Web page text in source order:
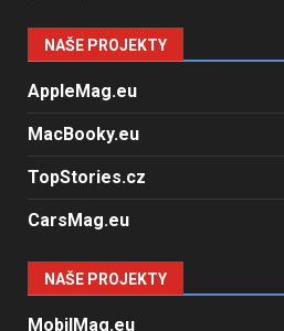
NAŠE PROJEKTY
AppleMag.eu
MacBooky.eu
TopStories.cz
CarsMag.eu
NAŠE PROJEKTY
MobilMag.eu